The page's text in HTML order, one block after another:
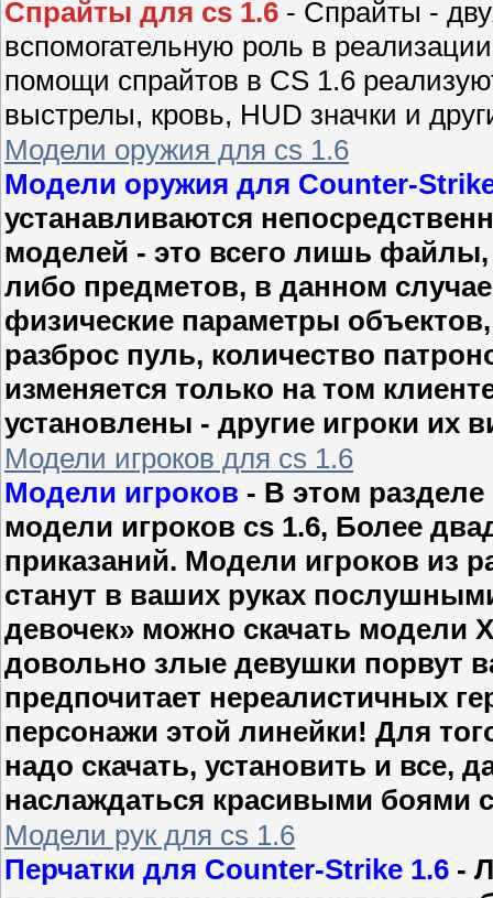
Спрайты для cs 1.6 - Спрайты -
вспомогательную роль в
помощи спрайтов в CS 1.6
выстрелы, кровь, HUD значки и
Модели оружия для cs 1.6
Модели оружия для Counter-
устанавливаются
моделей - это всего лишь файлы,
либо предметов, в данном
физические параметры объектов,
разброс пуль, количество
изменяется только на том
установлены - другие игроки их
Модели игроков для cs 1.6
Модели игроков - В этом
модели игроков cs 1.6, Более
приказаний. Модели игроков из
станут в ваших руках
девочек» можно скачать модели
довольно злые девушки порвут
предпочитает нереалистичных
персонажи этой линейки! Для
надо скачать, установить и все,
наслаждаться красивыми боями
Модели рук для cs 1.6
Перчатки для Counter-Strike 1.6 -